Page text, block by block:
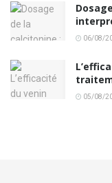
06/08/
05/08/